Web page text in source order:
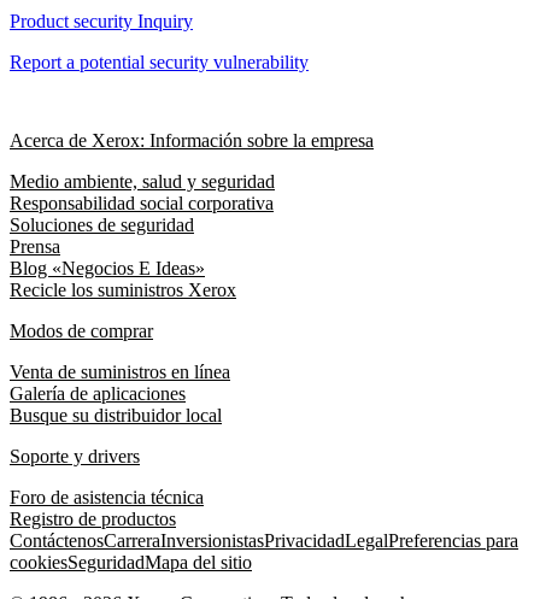
Product security Inquiry
Report a potential security vulnerability
Acerca de Xerox: Información sobre la empresa
Medio ambiente, salud y seguridad
Responsabilidad social corporativa
Soluciones de seguridad
Prensa
Blog «Negocios E Ideas»
Recicle los suministros Xerox
Modos de comprar
Venta de suministros en línea
Galería de aplicaciones
Busque su distribuidor local
Soporte y drivers
Foro de asistencia técnica
Registro de productos
ContáctenosCarreraInversionistasPrivacidadLegalPreferencias para
cookiesSeguridadMapa del sitio